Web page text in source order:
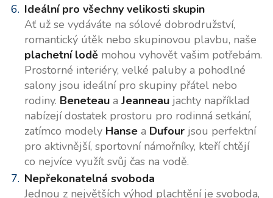
Ideální pro všechny velikosti skupin
Ať už se vydáváte na sólové dobrodružství,
romantický útěk nebo skupinovou plavbu, naše
plachetní lodě mohou vyhovět vašim potřebám.
Prostorné interiéry, velké paluby a pohodlné
salony jsou ideální pro skupiny přátel nebo
rodiny. Beneteaua Jeanneaujachty například
nabízejí dostatek prostoru pro rodinná setkání,
zatímco modely Hansea Dufourjsou perfektní
pro aktivnější, sportovní námořníky, kteří chtějí
co nejvíce využít svůj čas na vodě.
Nepřekonatelná svoboda
Jednou z největších výhod plachtění je svoboda,